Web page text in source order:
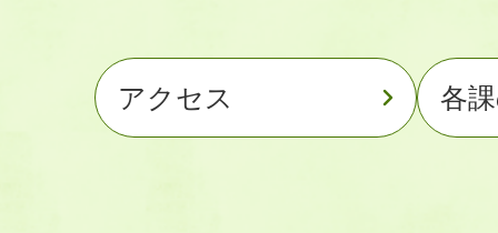
アクセス 各